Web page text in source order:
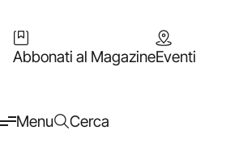
Abbonati al MagazineEventi
Menu Cerca